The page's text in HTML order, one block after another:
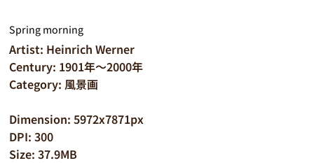
Spring morning
Artist: Heinrich Werner
Century: 1901年～2000年
Category: 風景画
Dimension: 5972x7871px
DPI: 300
Size: 37.9MB